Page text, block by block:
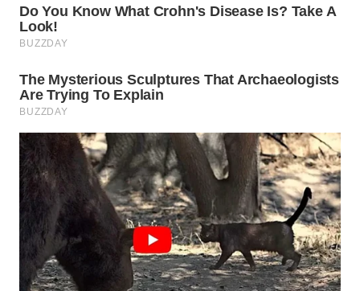
WN
INDRAMAYU
WN
KUNINGAN
WN
MAJALENGKA
WN
SUBANG
WN
SUKABUMI